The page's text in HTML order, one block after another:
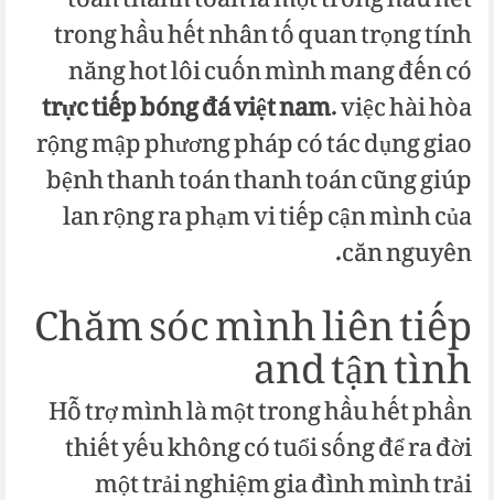
trong hầu hết nhân tố quan trọng tính
năng hot lôi cuốn mình mang đến có
trực tiếp bóng đá việt nam. việc hài hòa
rộng mập phương pháp có tác dụng giao
bệnh thanh toán thanh toán cũng giúp
lan rộng ra phạm vi tiếp cận mình của
căn nguyên.
Chăm sóc mình liên tiếp
and tận tình
Hỗ trợ mình là một trong hầu hết phần
thiết yếu không có tuổi sống để ra đời